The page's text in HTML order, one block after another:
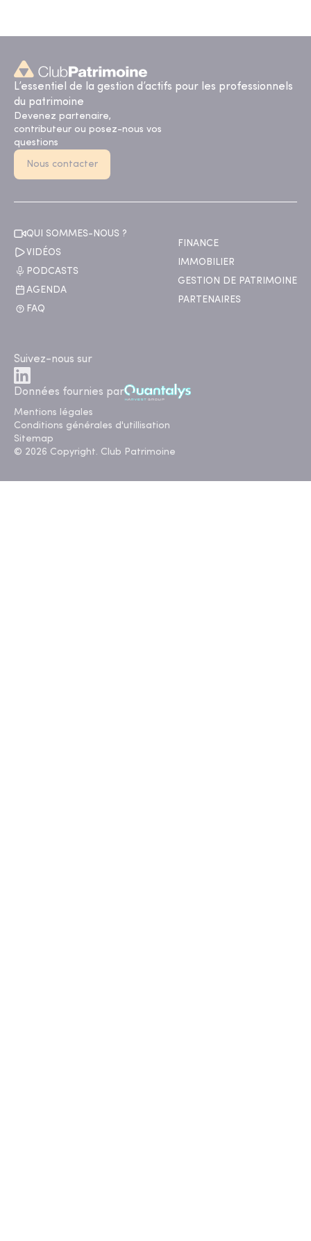
L’essentiel de la gestion d’actifs pour les professionnels
du patrimoine
Devenez partenaire,
contributeur ou posez-nous vos
questions
Nous contacter
QUI SOMMES-NOUS ?
VIDÉOS
PODCASTS
AGENDA
FAQ
FINANCE
IMMOBILIER
GESTION DE PATRIMOINE
PARTENAIRES
Suivez-nous sur
Données fournies par
Mentions légales
Conditions générales d'utillisation
Sitemap
© 2026 Copyright. Club Patrimoine